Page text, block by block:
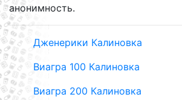
анонимность.
Дженерики Калиновка
Виагра 100 Калиновка
Виагра 200 Калиновка